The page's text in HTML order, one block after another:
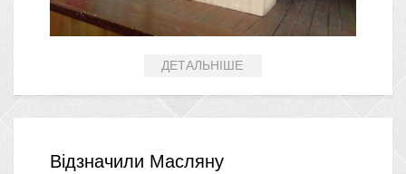
ДЕТАЛЬНІШЕ
Відзначили Масляну